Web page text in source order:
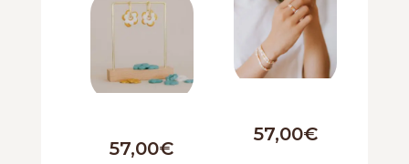
€
€